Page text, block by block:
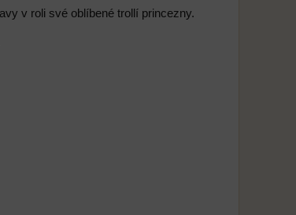
v roli své oblíbené trollí princezny.